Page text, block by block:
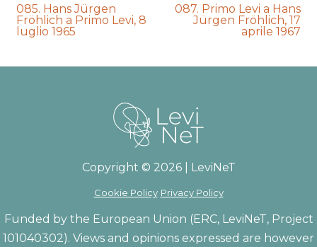
Previous
auction:
085. Hans Jürgen
Fröhlich a Primo Levi, 8
luglio 1965
Next
auction:
087. Primo Levi a Hans
Jürgen Fröhlich, 17
aprile 1967
Copyright © 2026 | LeviNeT
Cookie Policy Privacy Policy
Funded by the European Union (ERC, LeviNeT, Project
101040302). Views and opinions expressed are however